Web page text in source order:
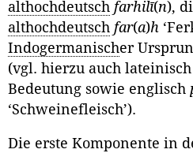
althochdeutsch farhilī(n),
althochdeutsch far(a)h
Indogermanischer
(vgl. hierzu auch lateinisch
Bedeutung sowie englisch
‘Schweinefleisch’).
Die erste Komponente in